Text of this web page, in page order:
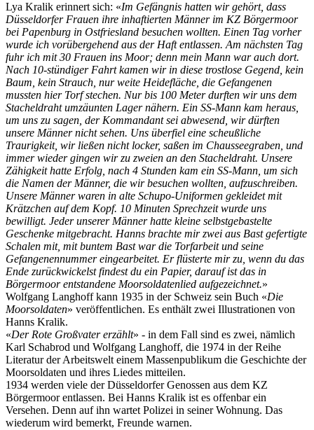
Lya Kralik erinnert sich: «Im Gefängnis hatten wir gehört, dass
Düsseldorfer Frauen ihre inhaftierten Männer im KZ Börgermoor
bei Papenburg in Ostfriesland besuchen wollten. Einen Tag vorher
wurde ich vorübergehend aus der Haft entlassen. Am nächsten Tag
fuhr ich mit 30 Frauen ins Moor; denn mein Mann war auch dort.
Nach 10-stündiger Fahrt kamen wir in diese trostlose Gegend, kein
Baum, kein Strauch, nur weite Heidefläche, die Gefangenen
mussten hier Torf stechen. Nur bis 100 Meter durften wir uns dem
Stacheldraht umzäunten Lager nähern. Ein SS-Mann kam heraus,
um uns zu sagen, der Kommandant sei abwesend, wir dürften
unsere Männer nicht sehen. Uns überfiel eine scheußliche
Traurigkeit, wir ließen nicht locker, saßen im Chausseegraben, und
immer wieder gingen wir zu zweien an den Stacheldraht. Unsere
Zähigkeit hatte Erfolg, nach 4 Stunden kam ein SS-Mann, um sich
die Namen der Männer, die wir besuchen wollten, aufzuschreiben.
Unsere Männer waren in alte Schupo-Uniformen gekleidet mit
Krätzchen auf dem Kopf. 10 Minuten Sprechzeit wurde uns
bewilligt. Jeder unserer Männer hatte kleine selbstgebastelte
Geschenke mitgebracht. Hanns brachte mir zwei aus Bast gefertigte
Schalen mit, mit buntem Bast war die Torfarbeit und seine
Gefangenennummer eingearbeitet. Er flüsterte mir zu, wenn du das
Ende zurückwickelst findest du ein Papier, darauf ist das in
Börgermoor entstandene Moorsoldatenlied aufgezeichnet.»
Wolfgang Langhoff kann 1935 in der Schweiz sein Buch «Die
Moorsoldaten» veröffentlichen. Es enthält zwei Illustrationen von
Hanns Kralik.
«Der Rote Großvater erzählt» - in dem Fall sind es zwei, nämlich
Karl Schabrod und Wolfgang Langhoff, die 1974 in der Reihe
Literatur der Arbeitswelt einem Massenpublikum die Geschichte der
Moorsoldaten und ihres Liedes mitteilen.
1934 werden viele der Düsseldorfer Genossen aus dem KZ
Börgermoor entlassen. Bei Hanns Kralik ist es offenbar ein
Versehen. Denn auf ihn wartet Polizei in seiner Wohnung. Das
wiederum wird bemerkt, Freunde warnen.